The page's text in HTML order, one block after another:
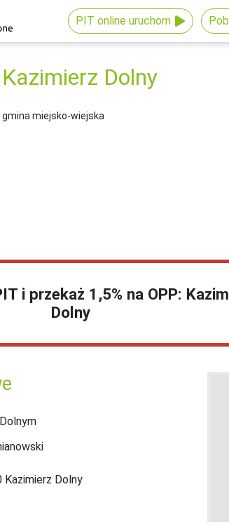
PIT online uruchom
Kazimierz Dolny
gmina miejsko-wiejska
i przekaż 1,5% na OPP:
Dolny
Kazimierz Dolny